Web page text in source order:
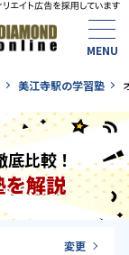
美江寺駅の学習塾
比較！
を解説
変更